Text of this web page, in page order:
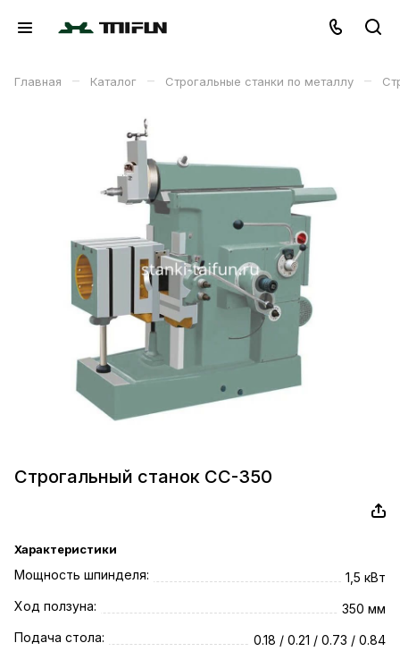
Главная – Каталог – Строгальные станки по металлу –
Строгальный станок СС-350
Характеристики
Мощность шпинделя:
1,5 кВт
Ход ползуна:
350 мм
Подача стола:
0.18 / 0.21 / 0.73 / 0.84